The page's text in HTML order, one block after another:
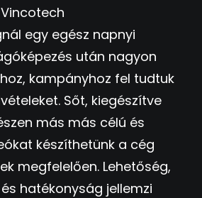
egy egész napnyi
után nagyon
kampányhoz fel tudtuk
Sőt, kiegészítve
más más célú és
készíthetünk a cég
megfelelően. Lehetőség,
hatékonyság jellemzi